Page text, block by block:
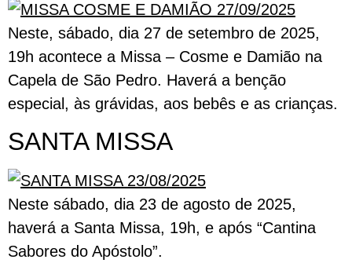
Neste, sábado, dia 27 de setembro de 2025,
19h acontece a Missa – Cosme e Damião na
Capela de São Pedro. Haverá a benção
especial, às grávidas, aos bebês e as crianças.
SANTA MISSA
Neste sábado, dia 23 de agosto de 2025,
haverá a Santa Missa, 19h, e após “Cantina
Sabores do Apóstolo”.